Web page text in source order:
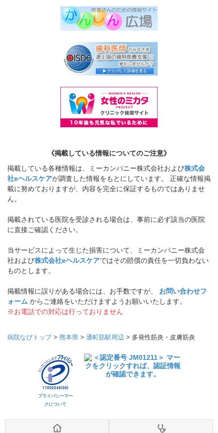
《掲載している情報についてのご注意》
掲載している各種情報は、ミーカンパニー株式会社および株式会
社eヘルスケアが調査した情報をもとにしています。 正確な情報掲
載に努めておりますが、内容を完全に保証するものではありませ
ん。
掲載されている医院を受診される場合は、事前に必ず該当の医院
に直接ご確認ください。
当サービスによって生じた損害について、ミーカンパニー株式会
社および株式会社eヘルスケアではその賠償の責任を一切負わない
ものとします。
掲載情報に誤りがある場合には、お手数ですが、 お問い合わせフ
ォーム からご連絡をいただけますようお願いいたします。
※お電話での対応は行っておりません
病院なびトップ> 熊本県 > 通町筋駅周辺 > 多発性筋炎・皮膚筋炎
プライバシーマー
クについて